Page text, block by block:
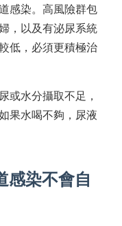
感染。高風險群包
，以及有泌尿系統
低，必須更積極治
或水分攝取不足，
果水喝不夠，尿液
感染不會自